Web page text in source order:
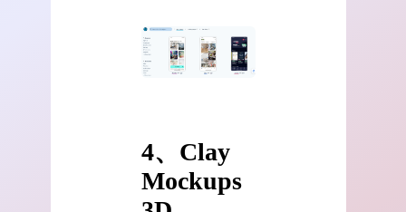
4、Clay
Mockups